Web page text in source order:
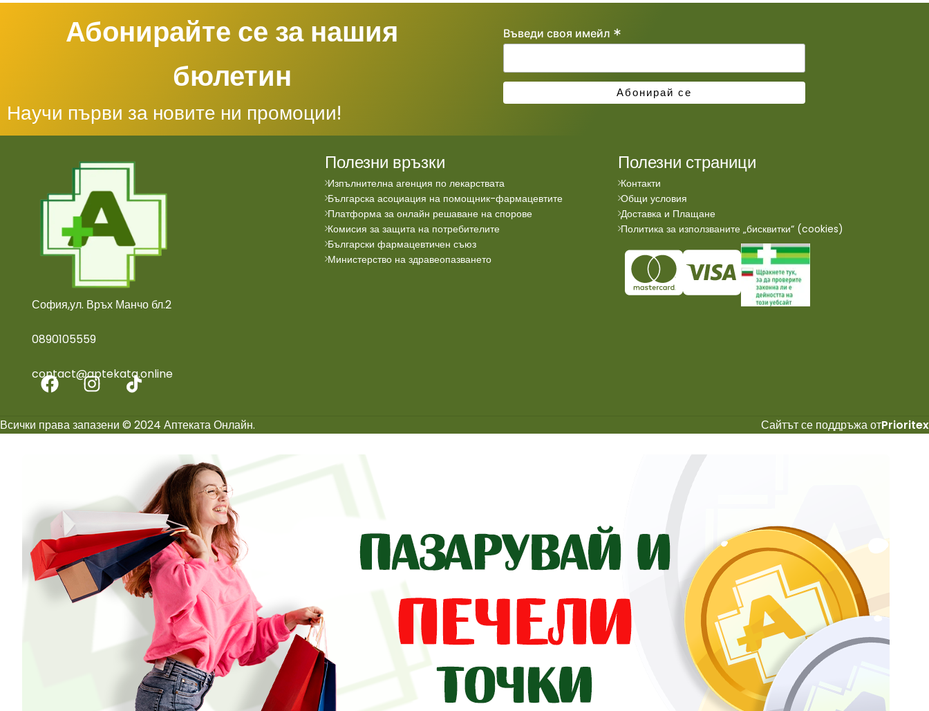
Абонирайте се за нашия
бюлетин
Научи първи за новите ни промоции!
Въведи своя имейл *
София,ул. Връх Манчо бл.2
0890105559
contact@aptekata.online
Полезни връзки
Изпълнителна агенция по лекарствата
Българска асоциация на помощник-фармацевтите
Платформа за онлайн решаване на спорове
Комисия за защита на потребителите
Български фармацевтичен съюз
Министерство на здравеопазването
Полезни страници
Контакти
Общи условия
Доставка и Плащане
Политика за използваните „бисквитки“ (cookies)
Всички права запазени © 2024 Аптеката Онлайн. Сайтът се поддръжа отPrioritex